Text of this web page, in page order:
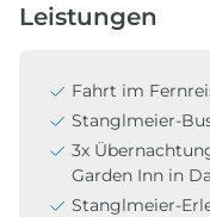
Leistungen
Fahrt im
Stanglmeier-
3x
Garden Inn in
Stanglmeier-